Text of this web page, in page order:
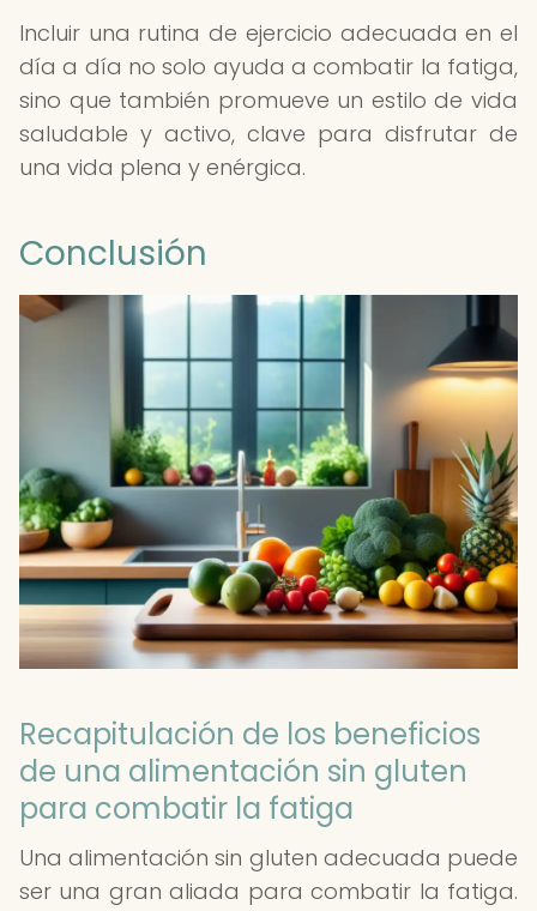
Incluir una rutina de ejercicio adecuada en el
día a día no solo ayuda a combatir la fatiga,
sino que también promueve un estilo de vida
saludable y activo, clave para disfrutar de
una vida plena y enérgica.
Conclusión
Recapitulación de los beneficios
de una alimentación sin gluten
para combatir la fatiga
Una alimentación sin gluten adecuada puede
ser una gran aliada para combatir la fatiga.